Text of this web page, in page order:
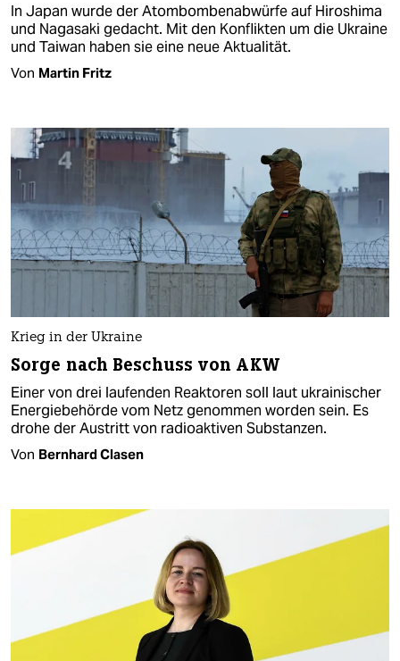
In Japan wurde der Atombombenabwürfe auf Hiroshima
und Nagasaki gedacht. Mit den Konflikten um die Ukraine
und Taiwan haben sie eine neue Aktualität.
Von Martin Fritz
Krieg in der Ukraine
Sorge nach Beschuss von AKW
Einer von drei laufenden Reaktoren soll laut ukrainischer
Energiebehörde vom Netz genommen worden sein. Es
drohe der Austritt von radioaktiven Substanzen.
Von Bernhard Clasen